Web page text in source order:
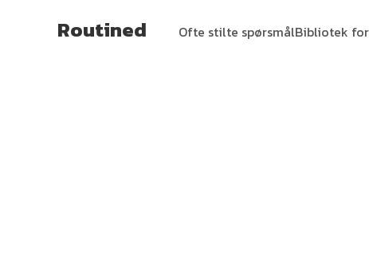
Routined Ofte stilte spørsmålBibliotek